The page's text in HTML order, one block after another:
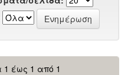
έως 1 από 1